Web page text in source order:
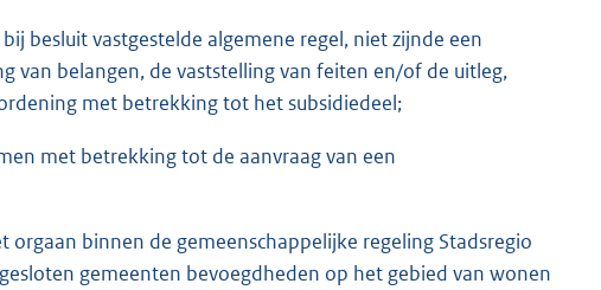
besluit vastgestelde algemene regel, niet zijnde een
van belangen, de vaststelling van feiten en/of de uitleg,
met betrekking tot het subsidiedeel;
met betrekking tot de aanvraag van een
orgaan binnen de gemeenschappelijke regeling Stadsregio
gemeenten bevoegdheden op het gebied van wonen